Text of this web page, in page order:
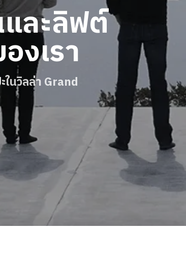
ละลิฟต์
งเรา
นวิลล่า Grand